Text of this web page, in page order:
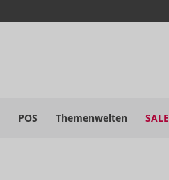
POS Themenwelten SALE